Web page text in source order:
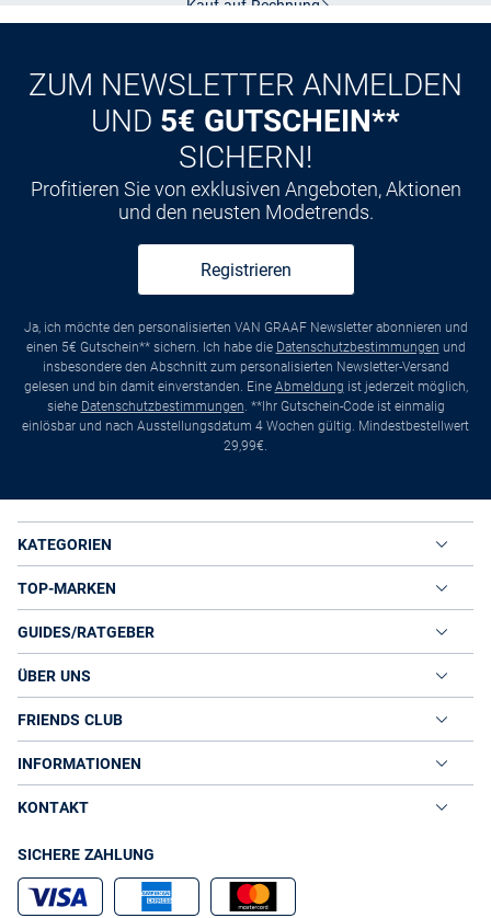
Kauf auf Rechnung
ZUM NEWSLETTER ANMELDEN
UND 5€ GUTSCHEIN**
SICHERN!
Profitieren Sie von exklusiven Angeboten, Aktionen
und den neusten Modetrends.
Registrieren
Ja, ich möchte den personalisierten VAN GRAAF Newsletter abonnieren und
einen 5€ Gutschein** sichern. Ich habe die Datenschutzbestimmungen und
insbesondere den Abschnitt zum personalisierten Newsletter-Versand
gelesen und bin damit einverstanden. Eine Abmeldung ist jederzeit möglich,
siehe Datenschutzbestimmungen. **Ihr Gutschein-Code ist einmalig
einlösbar und nach Ausstellungsdatum 4 Wochen gültig. Mindestbestellwert
29,99€.
KATEGORIEN
TOP-MARKEN
GUIDES/RATGEBER
ÜBER UNS
FRIENDS CLUB
INFORMATIONEN
KONTAKT
SICHERE ZAHLUNG